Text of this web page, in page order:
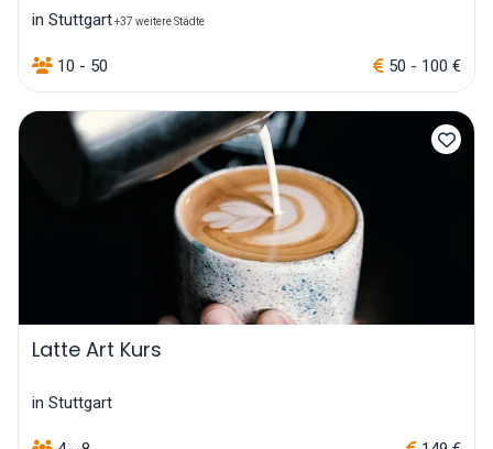
in Stuttgart+37 weitere Städte
10 - 50 50 - 100 €
Latte Art Kurs
in Stuttgart